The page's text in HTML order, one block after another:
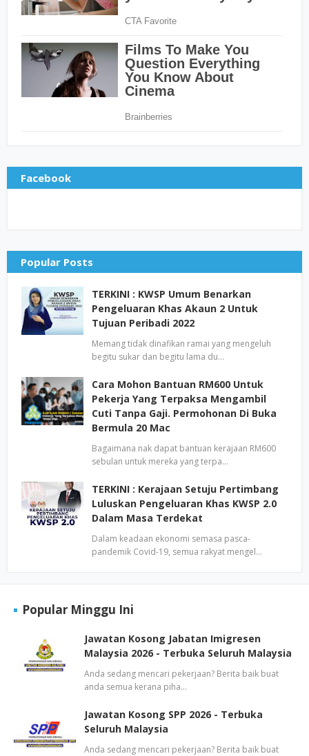
Facebook
Popular Posts
TERKINI : KWSP Umum Benarkan
Pengeluaran Khas Akaun 2 Untuk
Tujuan Peribadi 2022
Memang tidak dinafikan ramai yang mengeluh
begitu sukar dan begitu lama du…
Cara Mohon Bantuan RM600 Untuk
Pekerja Yang Terpaksa Mengambil
Cuti Tanpa Gaji. Permohonan Di Buka
Bermula 20 Mac
Bagaimana nak dapat bantuan kerajaan RM600
sebulan untuk mereka yang terpa…
TERKINI : Kerajaan Setuju Pertimbang
Luluskan Pengeluaran Khas KWSP 2.0
Dalam Masa Terdekat
Dalam keadaan ekonomi semasa pasca-
pandemik Covid-19, semua rakyat mengel…
Popular Minggu Ini
Jawatan Kosong Jabatan Imigresen
Malaysia 2026 - Terbuka Seluruh Malaysia
Anda sedang mencari pekerjaan? Berita baik buat
anda semua kerana piha…
Jawatan Kosong SPP 2026 - Terbuka
Seluruh Malaysia
Anda sedang mencari pekerjaan? Berita baik buat